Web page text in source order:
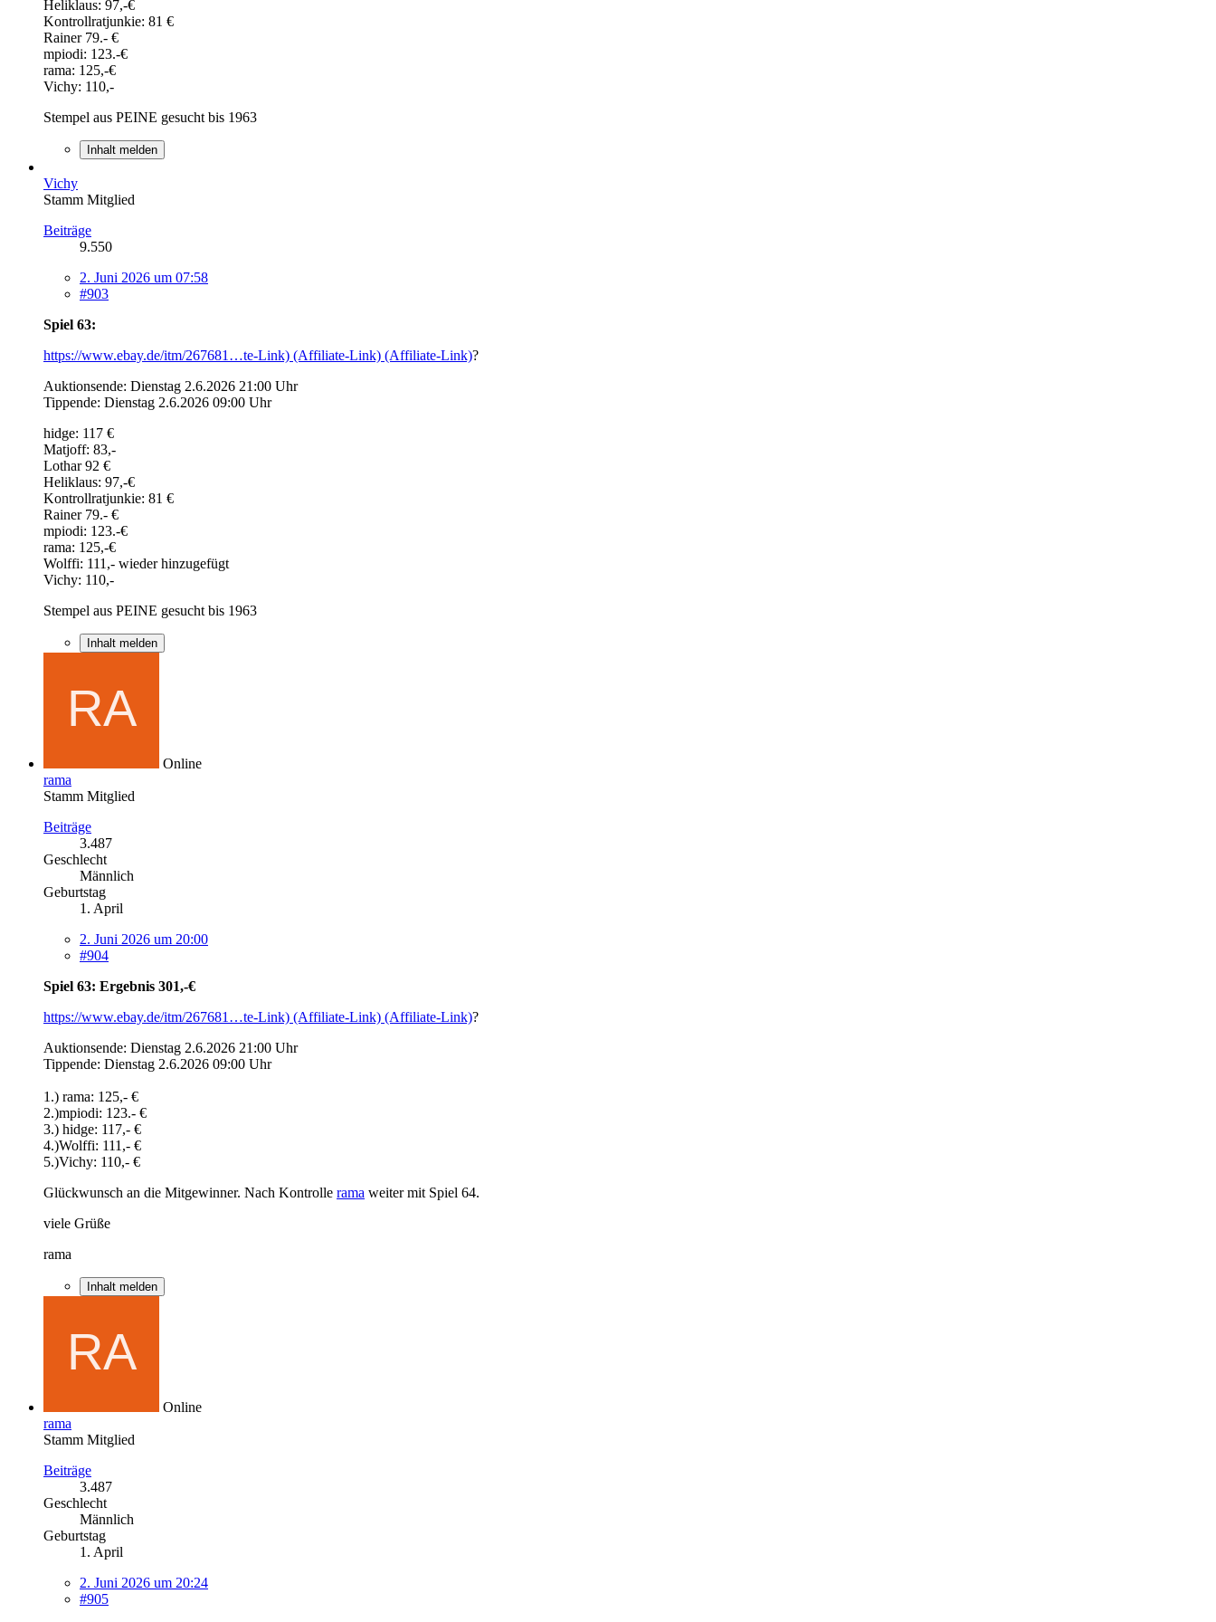
Heliklaus: 97,-€
Kontrollratjunkie: 81 €
Rainer 79.- €
mpiodi: 123.-€
rama: 125,-€
Vichy: 110,-
Stempel aus PEINE gesucht bis 1963
Inhalt melden
Vichy
Stamm Mitglied
Beiträge
9.550
2. Juni 2026 um 07:58
#903
Spiel 63:
https://www.ebay.de/itm/267681…te-Link) (Affiliate-Link) (Affiliate-Link)?
Auktionsende: Dienstag 2.6.2026 21:00 Uhr
Tippende: Dienstag 2.6.2026 09:00 Uhr
hidge: 117 €
Matjoff: 83,-
Lothar 92 €
Heliklaus: 97,-€
Kontrollratjunkie: 81 €
Rainer 79.- €
mpiodi: 123.-€
rama: 125,-€
Wolffi: 111,- wieder hinzugefügt
Vichy: 110,-
Stempel aus PEINE gesucht bis 1963
Inhalt melden
Online
rama
Stamm Mitglied
Beiträge
3.487
Geschlecht
Männlich
Geburtstag
1. April
2. Juni 2026 um 20:00
#904
Spiel 63: Ergebnis 301,-€
https://www.ebay.de/itm/267681…te-Link) (Affiliate-Link) (Affiliate-Link)?
Auktionsende: Dienstag 2.6.2026 21:00 Uhr
Tippende: Dienstag 2.6.2026 09:00 Uhr
1.) rama: 125,- €
2.)mpiodi: 123.- €
3.) hidge: 117,- €
4.)Wolffi: 111,- €
5.)Vichy: 110,- €
Glückwunsch an die Mitgewinner. Nach Kontrolle rama weiter mit Spiel 64.
viele Grüße
rama
Inhalt melden
Online
rama
Stamm Mitglied
Beiträge
3.487
Geschlecht
Männlich
Geburtstag
1. April
2. Juni 2026 um 20:24
#905